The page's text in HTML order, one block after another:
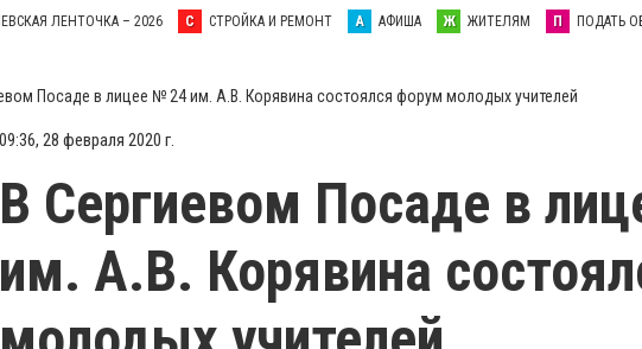
ЛЕНТОЧКА – 2026 С СТРОЙКА И РЕМОНТ А АФИША Ж ЖИТЕЛЯМ П ПОДАТЬ
Посаде в лицее № 24 им. А.В. Корявина состоялся форум молодых учителей
09:36, 28 февраля 2020 г.
В Сергиевом Посаде в
им. А.В. Корявина